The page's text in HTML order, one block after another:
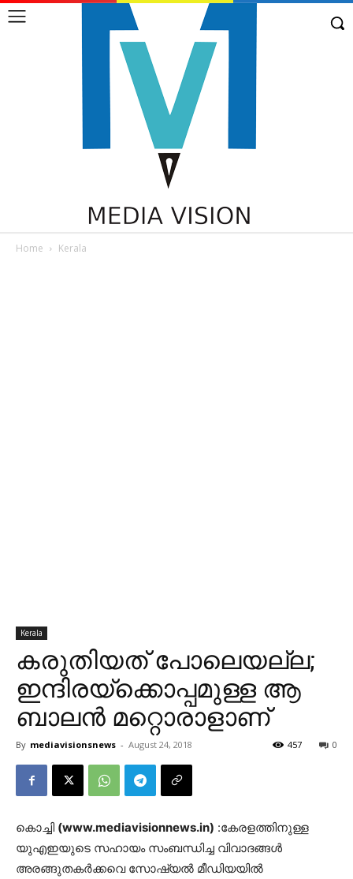
Home Kerala
Kerala
കരുതിയത് പോലെയല്ല;
ഇന്ദിരയ്ക്കൊപ്പമുള്ള ആ
ബാലന്‍ മറ്റൊരാളാണ്
By mediavisionsnews - August 24, 2018 0
457
കൊച്ചി (www.mediavisionnews.in) :കേരളത്തിനുള്ള
യുഎഇയുടെ സഹായം സംബന്ധിച്ച വിവാദങ്ങള്‍
അരങ്ങുതകര്‍ക്കവെ സോഷ്യല്‍ മീഡിയയില്‍